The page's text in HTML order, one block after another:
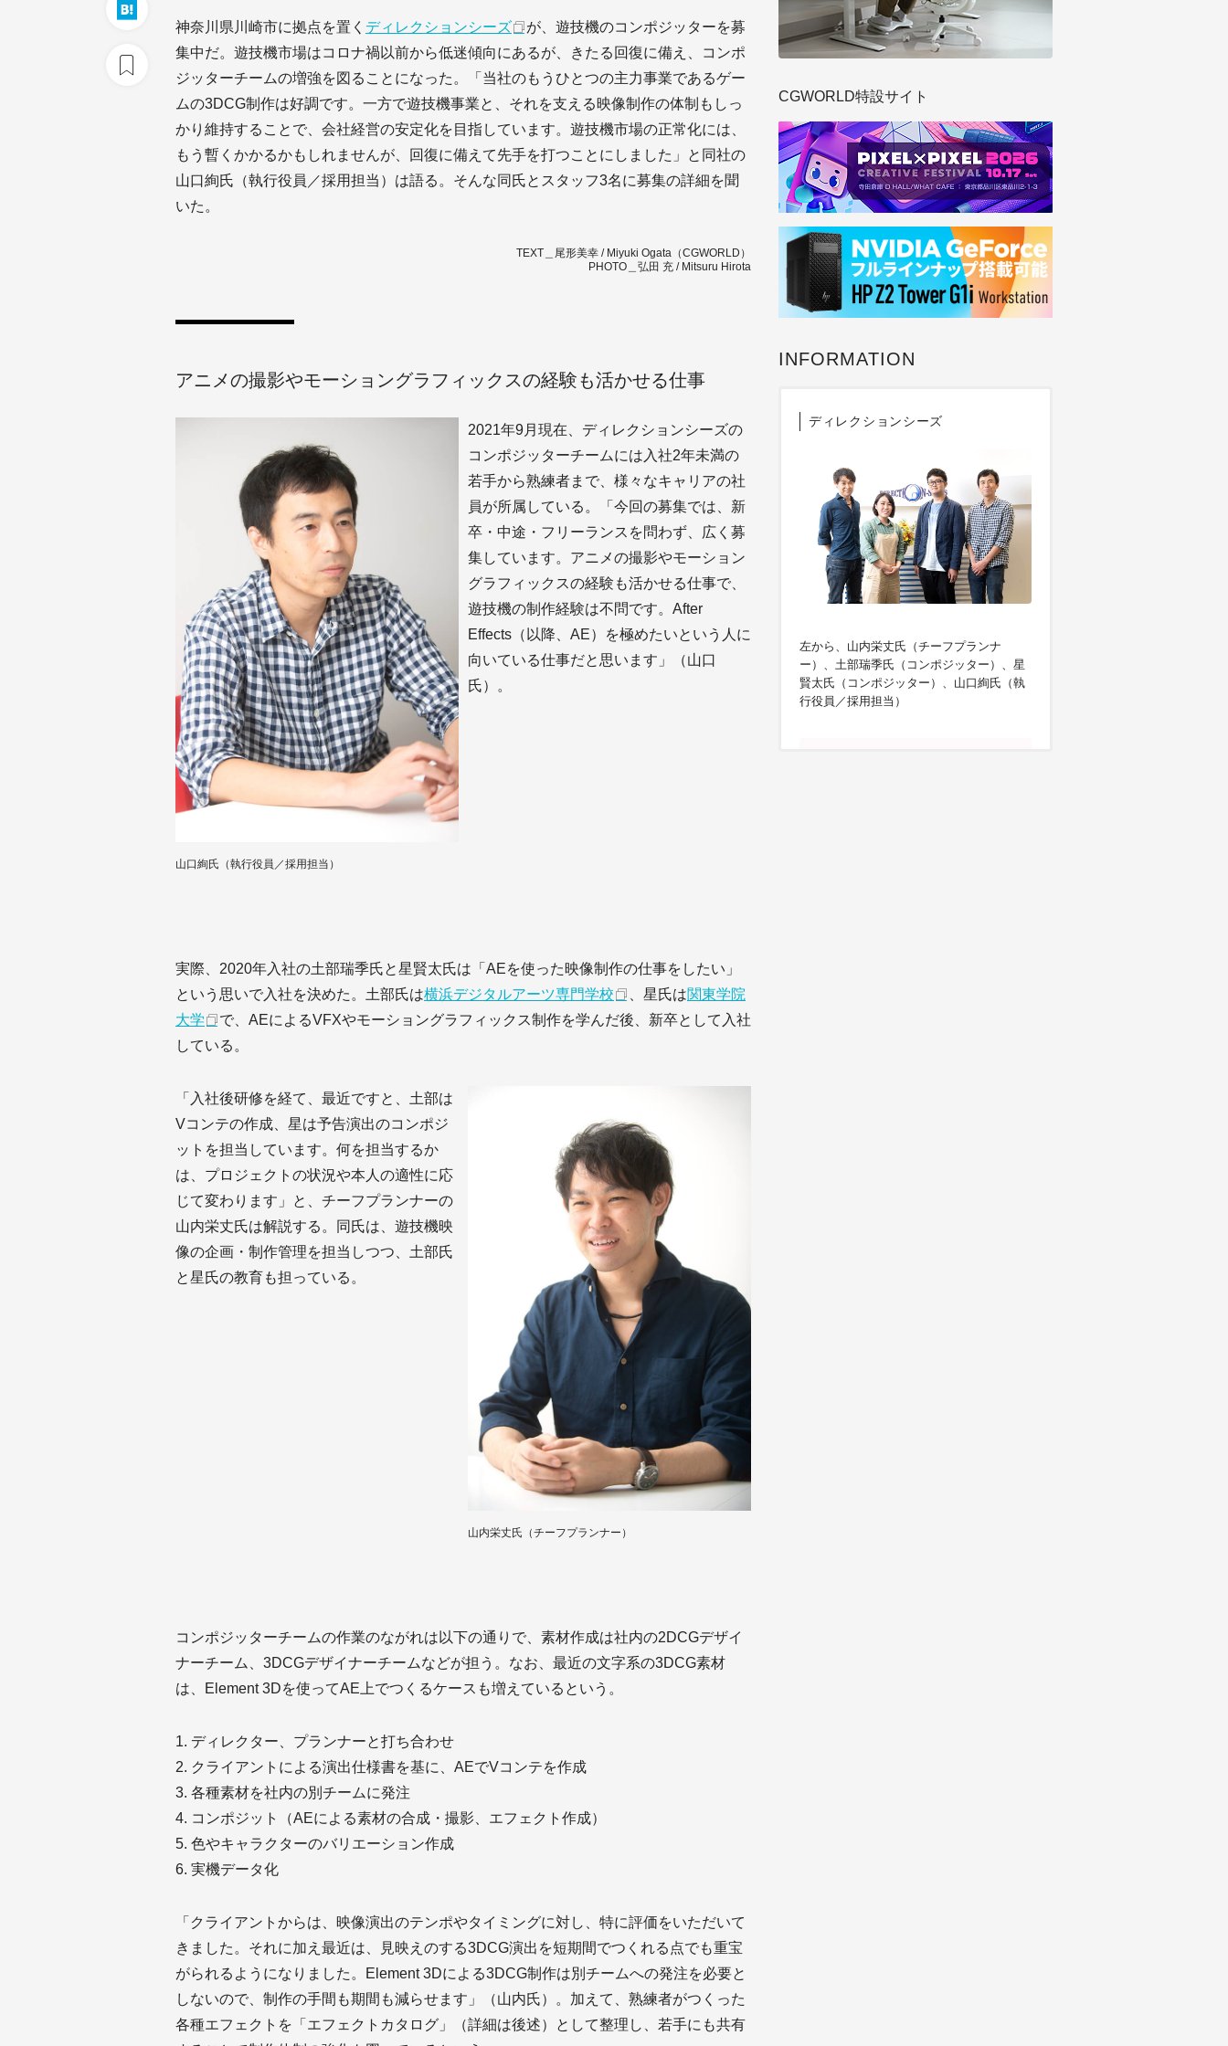
神奈川県川崎市に拠点を置く ディレクションシーズ
が、遊技機のコンポジッターを募
集中だ。遊技機市場はコロナ禍以前から低迷傾向にあるが、きたる回復に備え、コンポ
ジッターチームの増強を図ることになった。「当社のもうひとつの主力事業であるゲー
ムの3DCG制作は好調です。一方で遊技機事業と、それを支える映像制作の体制もしっ
かり維持することで、会社経営の安定化を目指しています。遊技機市場の正常化には、
もう暫くかかるかもしれませんが、回復に備えて先手を打つことにしました」と同社の
山口絢氏（執行役員／採用担当）は語る。そんな同氏とスタッフ3名に募集の詳細を聞
いた。
TEXT＿尾形美幸 / Miyuki Ogata（CGWORLD）
PHOTO＿弘田 充 / Mitsuru Hirota
アニメの撮影やモーショングラフィックスの経験も活かせる仕事
山口絢氏（執行役員／採用担当）
2021年9月現在、ディレクションシーズの
コンポジッターチームには入社2年未満の
若手から熟練者まで、様々なキャリアの社
員が所属している。「今回の募集では、新
卒・中途・フリーランスを問わず、広く募
集しています。アニメの撮影やモーション
グラフィックスの経験も活かせる仕事で、
遊技機の制作経験は不問です。After
Effects（以降、AE）を極めたいという人に
向いている仕事だと思います」（山口
氏）。
実際、2020年入社の土部瑞季氏と星賢太氏は「AEを使った映像制作の仕事をしたい」
という思いで入社を決めた。土部氏は横浜デジタルアーツ専門学校 、星氏は関東学院
大学
で、AEによるVFXやモーショングラフィックス制作を学んだ後、新卒として入社
している。
「入社後研修を経て、最近ですと、土部は
Vコンテの作成、星は予告演出のコンポジ
ットを担当しています。何を担当するか
は、プロジェクトの状況や本人の適性に応
じて変わります」と、チーフプランナーの
山内栄丈氏は解説する。同氏は、遊技機映
像の企画・制作管理を担当しつつ、土部氏
と星氏の教育も担っている。
山内栄丈氏（チーフプランナー）
コンポジッターチームの作業のながれは以下の通りで、素材作成は社内の2DCGデザイ
ナーチーム、3DCGデザイナーチームなどが担う。なお、最近の文字系の3DCG素材
は、Element 3Dを使ってAE上でつくるケースも増えているという。
1. ディレクター、プランナーと打ち合わせ
2. クライアントによる演出仕様書を基に、AEでVコンテを作成
3. 各種素材を社内の別チームに発注
4. コンポジット（AEによる素材の合成・撮影、エフェクト作成）
5. 色やキャラクターのバリエーション作成
6. 実機データ化
「クライアントからは、映像演出のテンポやタイミングに対し、特に評価をいただいて
きました。それに加え最近は、見映えのする3DCG演出を短期間でつくれる点でも重宝
がられるようになりました。Element 3Dによる3DCG制作は別チームへの発注を必要と
しないので、制作の手間も期間も減らせます」（山内氏）。加えて、熟練者がつくった
各種エフェクトを「エフェクトカタログ」（詳細は後述）として整理し、若手にも共有
CGWORLD特設サイト
INFORMATION
ディレクションシーズ
左から、山内栄丈氏（チーフプランナ
ー）、土部瑞季氏（コンポジッター）、星
賢太氏（コンポジッター）、山口絢氏（執
行役員／採用担当）